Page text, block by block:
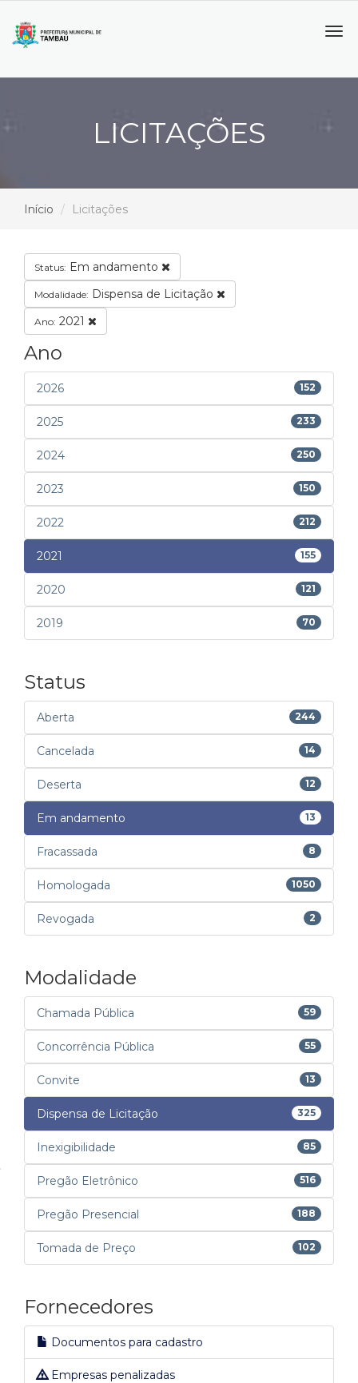
LICITAÇÕES
Início Licitações
Status: Em andamento
Modalidade: Dispensa de Licitação
Ano: 2021
Ano
2026 152
2025 233
2024 250
2023 150
2022 212
2021 155
2020 121
2019 70
Status
Aberta 244
Cancelada 14
Deserta 12
Em andamento 13
Fracassada 8
Homologada 1050
Revogada 2
Modalidade
Chamada Pública 59
Concorrência Pública 55
Convite 13
Dispensa de Licitação 325
Inexigibilidade 85
Pregão Eletrônico 516
Pregão Presencial 188
Tomada de Preço 102
Fornecedores
Documentos para cadastro
Empresas penalizadas